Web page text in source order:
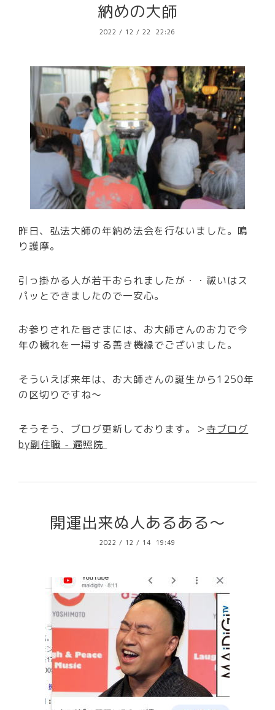
納めの大師
2022 / 12 / 22 22:26
昨日、弘法大師の年納め法会を行ないました。鳴
り護摩。
引っ掛かる人が若干おられましたが・・祓いはス
パッとできましたので一安心。
お参りされた皆さまには、お大師さんのお力で今
年の穢れを一掃する善き機縁でございました。
そういえば来年は、お大師さんの誕生から1250年
の区切りですね～
そうそう、ブログ更新しております。＞寺ブログ
by副住職 - 遍照院
開運出来ぬ人あるある～
2022 / 12 / 14 19:49